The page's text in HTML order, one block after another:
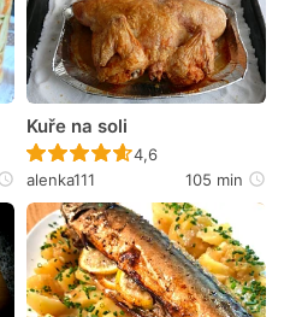
hodnocen
Kuře na soli
Recept ještě nebyl
4,6
alenka111
105 min